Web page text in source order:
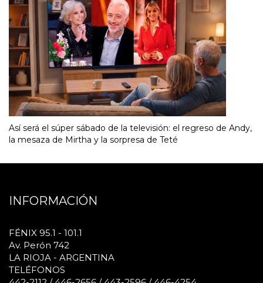
Así será el súper sábado de la televisión: el regreso de Andy,
la mesaza de Mirtha y la sorpresa de Teté
INFORMACIÓN
FÉNIX 95.1 - 101.1
Av. Perón 742
LA RIOJA - ARGENTINA
TELÉFONOS